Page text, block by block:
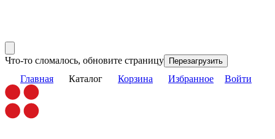
Что-то сломалось, обновите страницу Перезагрузить
Главная Каталог Корзина Избранное Войти